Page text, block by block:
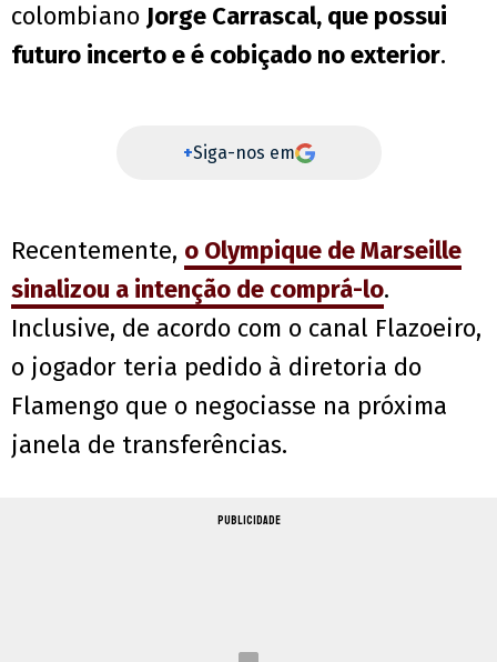
colombiano Jorge Carrascal, que possui
futuro incerto e é cobiçado no exterior.
+Siga-nos em
Recentemente, o Olympique de Marseille
sinalizou a intenção de comprá-lo.
Inclusive, de acordo com o canal Flazoeiro,
o jogador teria pedido à diretoria do
Flamengo que o negociasse na próxima
janela de transferências.
PUBLICIDADE